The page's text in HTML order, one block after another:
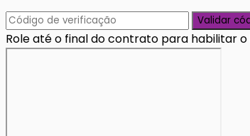
Validar
Role até o final do contrato para habilitar